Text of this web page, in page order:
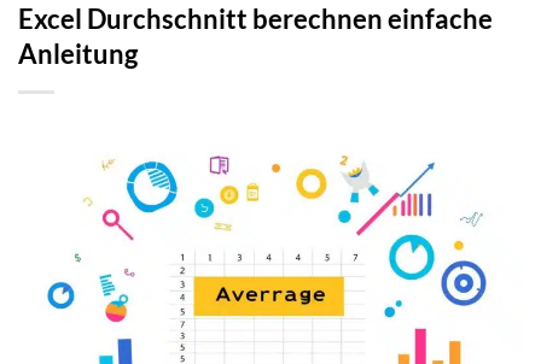
Excel Durchschnitt berechnen einfache
Anleitung